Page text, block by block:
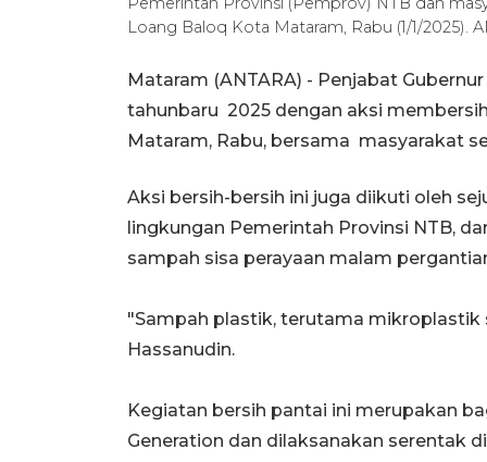
Loang Baloq Kota Mataram, Rabu (1/1/2025).
Mataram (ANTARA) - Penjabat
tahunbaru 2025 dengan aksi
Mataram, Rabu, bersama masyarakat
Aksi bersih-bersih ini juga diikuti oleh
lingkungan Pemerintah Provinsi NTB,
sampah sisa perayaan malam
"Sampah plastik, terutama
Hassanudin.
Kegiatan bersih pantai ini merupakan
Generation dan dilaksanakan serentak